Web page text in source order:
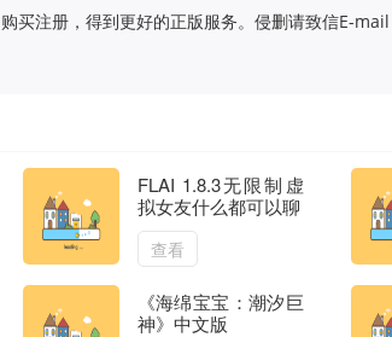
买注册，得到更好的正版服务。侵删请致信E-
FLAI 1.8.3无限制虚
拟女友什么都可以聊
查看
《海绵宝宝：潮汐巨
神》中文版